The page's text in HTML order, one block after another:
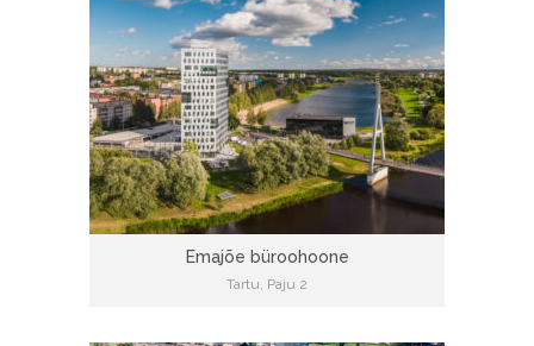
Emajõe büroohoone
Tartu, Paju 2